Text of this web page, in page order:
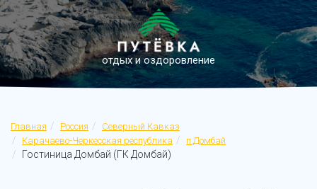
отдых и оздоровление
Главная Россия
Северный Кавказ
Карачаево-Черкесская республика
п.Домбай
Гостиница Домбай (ГК Домбай)